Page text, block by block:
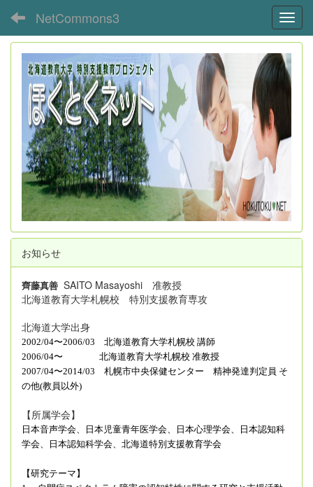
NetCommons3
お知らせ
齊藤真善 SAITO Masayoshi 准教授
北海道教育大学札幌校 特別支援教育専攻
北海道大学出身
2002/04〜2006/03 北海道教育大学札幌校 講師
2006/04〜 北海道教育大学札幌校 准教授
2007/04〜2014/03 札幌市中央保健センター 精神発達判定員 そ
の他(教員以外)
【所属学会】
日本音声学会、 日本児童青年医学会、 日本心理学会、
日本認知科
学会、
日本認知科学会、 北海道特別支援教育学会
【研究テーマ】